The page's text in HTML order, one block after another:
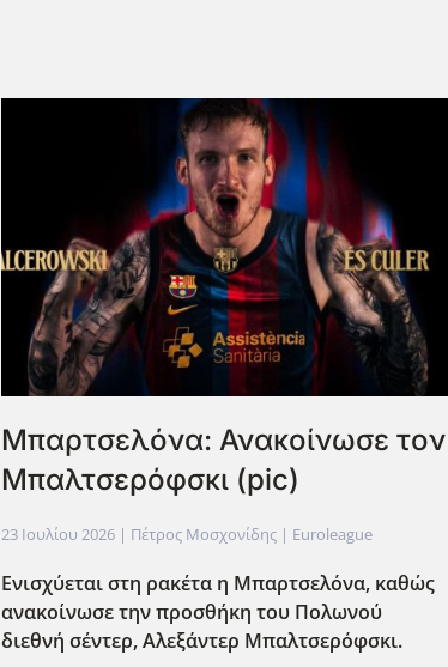
Μπαρτσελόνα: Ανακοίνωσε τον
Μπαλτσερόφσκι (pic)
23 Ιουλίου 2026 | Πέτρος Μοσχονίδης | Euroleague
Ενισχύεται στη ρακέτα η Μπαρτσελόνα, καθώς
ανακοίνωσε την προσθήκη του Πολωνού
διεθνή σέντερ, Αλεξάντερ Μπαλτσερόφσκι.